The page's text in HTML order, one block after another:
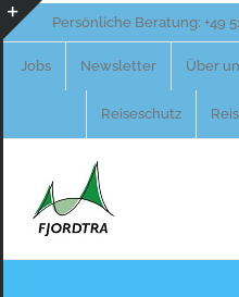
Zum
Persönliche Beratung: +49
Jobs Newsletter Über
Reiseschutz
Toggle